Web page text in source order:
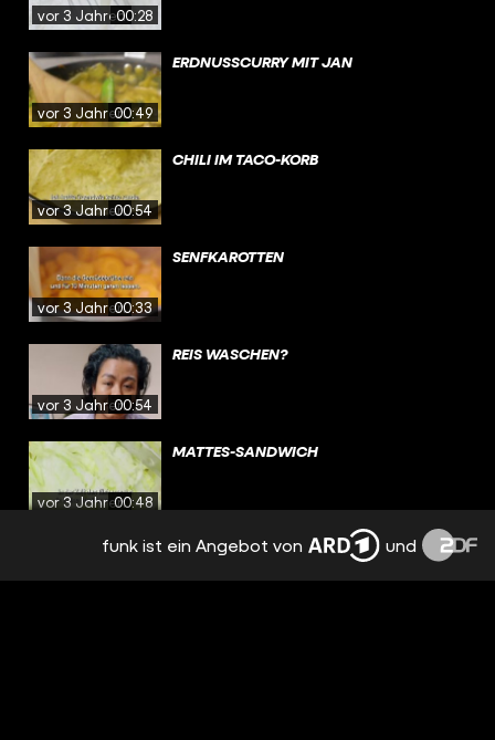
vor 3 Jahren00:28
vor 3 Jahren00:49
ERDNUSSCURRY MIT JAN
vor 3 Jahren00:54
CHILI IM TACO-KORB
vor 3 Jahren00:33
SENFKAROTTEN
vor 3 Jahren00:54
REIS WASCHEN?
vor 3 Jahren00:48
MATTES-SANDWICH
DEFTIGE SCHUPFNUDELN
funk ist ein Angebot von und